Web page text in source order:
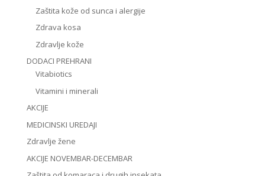
Zaštita kože od sunca i alergije
Zdrava kosa
Zdravlje kože
DODACI PREHRANI
Vitabiotics
Vitamini i minerali
AKCIJE
MEDICINSKI UREDAJI
Zdravlje žene
AKCIJE NOVEMBAR-DECEMBAR